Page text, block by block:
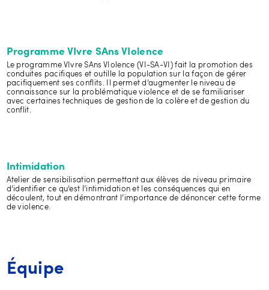
Programme VIvre SAns VIolence
Le programme VIvre SAns VIolence (VI-SA-VI) fait la promotion des
conduites pacifiques et outille la population sur la façon de gérer
pacifiquement ses conflits. Il permet d’augmenter le niveau de
connaissance sur la problématique violence et de se familiariser
avec certaines techniques de gestion de la colère et de gestion du
conflit.
Intimidation
Atelier de sensibilisation permettant aux élèves de niveau primaire
d’identifier ce qu’est l’intimidation et les conséquences qui en
découlent, tout en démontrant l’importance de dénoncer cette forme
de violence.
Équipe